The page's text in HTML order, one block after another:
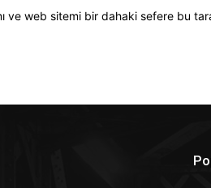
ve web sitemi bir dahaki sefere bu